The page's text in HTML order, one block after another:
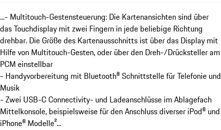
...- Multitouch-Gestensteuerung: Die Kartenansichten sind über
das Touchdisplay mit zwei Fingern in jede beliebige Richtung
drehbar. Die Größe des Kartenausschnitts ist über das Display mit
Hilfe von Multitouch-Gesten, oder über den Dreh-/Drücksteller am
PCM einstellbar
- Handyvorbereitung mit Bluetooth® Schnittstelle für Telefonie und
Musik
- Zwei USB-C Connectivity- und Ladeanschlüsse im Ablagefach
Mittelkonsole, beispielsweise für den Anschluss diverser iPod® und
iPhone® Modelle²...